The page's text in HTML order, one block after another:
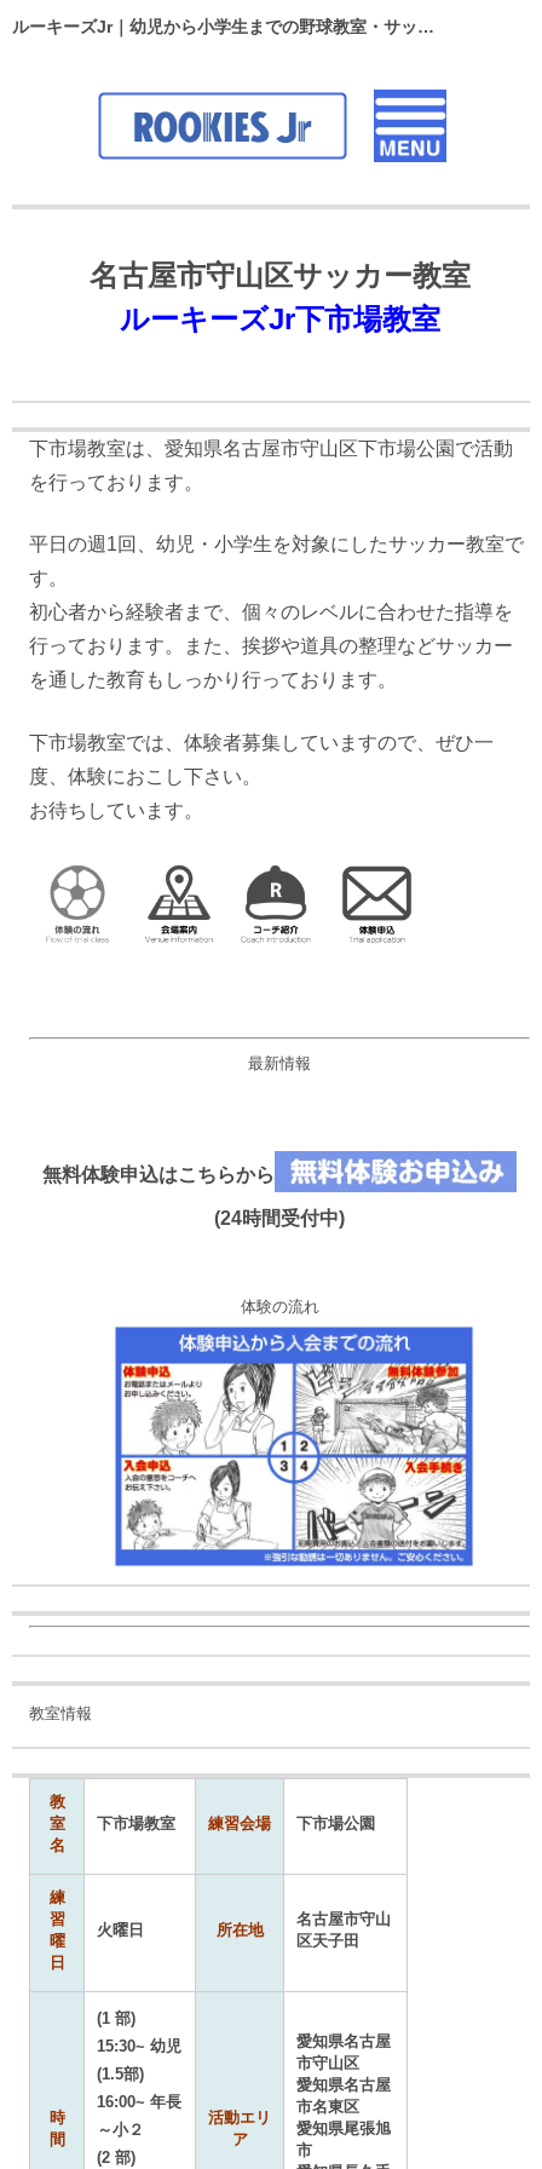
ルーキーズJr｜幼児から小学生までの野球教室・サッカースクール
名古屋市守山区サッカー教室
ルーキーズJr下市場教室
下市場教室は、 愛知県名古屋市守山区下市場公園 で活動
を行っております。
平日の週1回、幼児・小学生を対象にしたサッカー教室で
す。
初心者から経験者まで、個々のレベルに合わせた指導を
行っております。また、挨拶や道具の整理などサッカー
を通した教育もしっかり行っております。
下市場教室では、体験者募集していますので、ぜひ一
度、体験におこし下さい。
お待ちしています。
最新情報
無料体験申込はこちらから
(24時間受付中)
体験の流れ
教室情報
教
室
名
下市場教室 練習会場 下市場公園
練
習
曜
日
火曜日 所在地
名古屋市守山
区天子田
時
間
(1 部)
15:30~ 幼児
(1.5部)
16:00~ 年長
～小２
(2 部)
活動エリ
ア
愛知県名古屋
市守山区
愛知県名古屋
市名東区
愛知県尾張旭
市